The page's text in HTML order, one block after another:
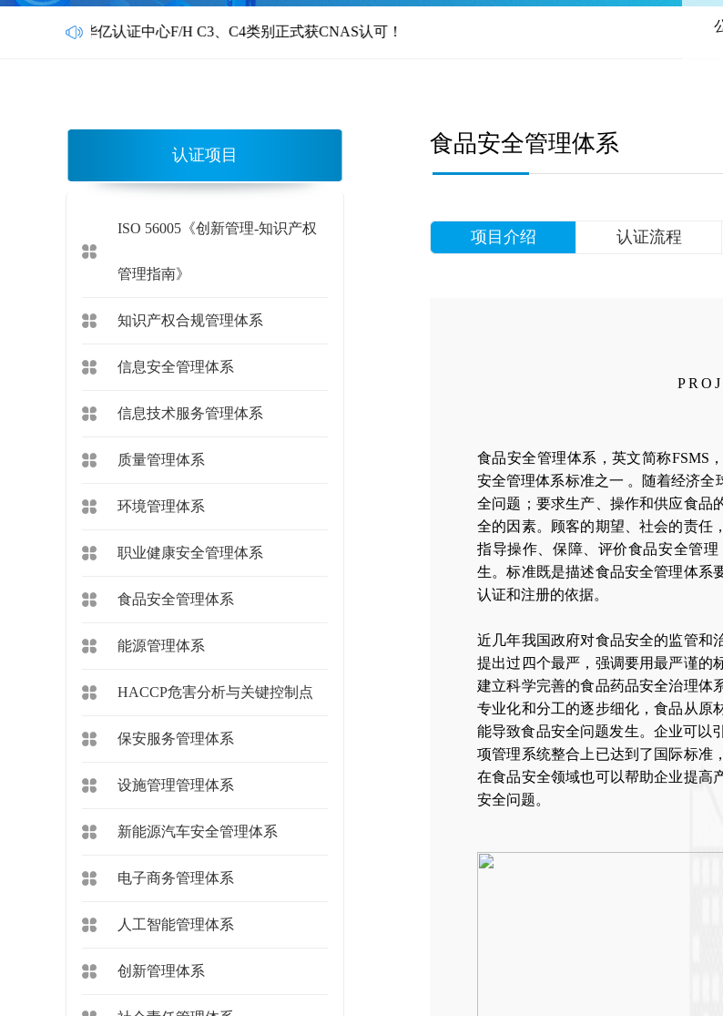
华亿认证中心F/H C3、C4类别正式获CNAS认可！
认证项目
ISO 56005《创新管理-知识产权
管理指南》
知识产权合规管理体系
信息安全管理体系
信息技术服务管理体系
质量管理体系
环境管理体系
职业健康安全管理体系
食品安全管理体系
能源管理体系
HACCP危害分析与关键控制点
保安服务管理体系
设施管理管理体系
新能源汽车安全管理体系
电子商务管理体系
人工智能管理体系
创新管理体系
食品安全管理体系
项目介绍 认证流程
食品安全管理体系，英文简称FSMS，
安全管理体系标准之一 。随着经济
全问题；要求生产、操作和供应食品
全的因素。顾客的期望、社会的责任
指导操作、保障、评价食品安全管
生。标准既是描述食品安全管理体系
认证和注册的依据。
近几年我国政府对食品安全的监管和
提出过四个最严，强调要用最严谨的
建立科学完善的食品药品安全治理体
专业化和分工的逐步细化，食品从原
能导致食品安全问题发生。企业可以
项管理系统整合上已达到了国际标准
在食品安全领域也可以帮助企业提高
安全问题。